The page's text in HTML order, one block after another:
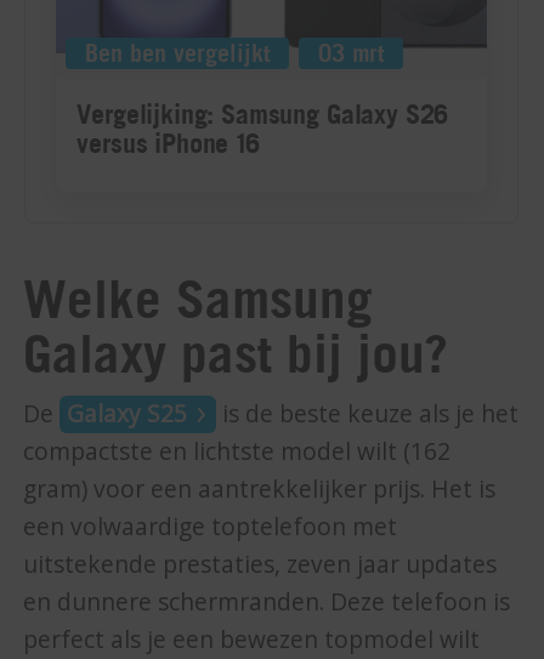
Welke Samsung
Galaxy past bij jou?
De Galaxy S25
is de beste keuze als je het
compactste en lichtste model wilt (162
gram) voor een aantrekkelijker prijs. Het is
een volwaardige toptelefoon met
uitstekende prestaties, zeven jaar updates
en dunnere schermranden. Deze telefoon is
perfect als je een bewezen topmodel wilt